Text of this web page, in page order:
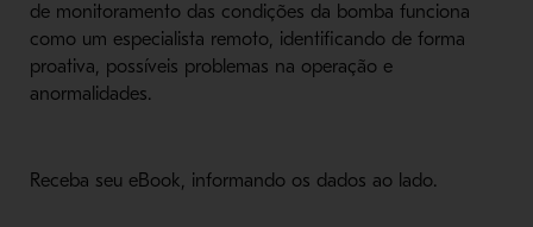
de monitoramento das condições da bomba funciona
como um especialista remoto, identificando de forma
proativa, possíveis problemas na operação e
anormalidades.
Receba seu eBook, informando os dados ao lado.